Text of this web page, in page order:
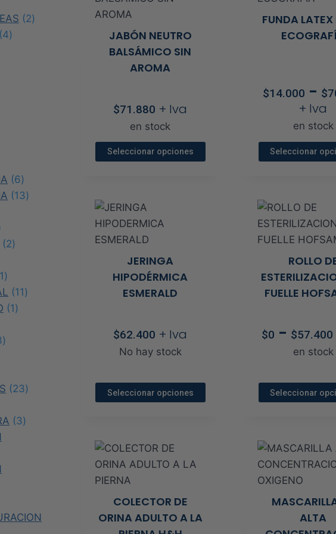
opciones
se
pueden
en
la
de
Las
en
la
de
JABÓN NEUTRO
BALSÁMICO SIN
AROMA
$71.880 + Iva
en stock
Seleccionar opciones
múltiples
opciones
se
pueden
en
producto
FUNDA
$14.000 - $
+ Iva
en stock
Seleccionar
tiene
se
en
la
JERINGA
HIPODÉRMICA
ESMERALD
$62.400 + Iva
No hay stock
Seleccionar opciones
tiene
múltiples
opciones
se
ROLLO
FUELLE
$0 - $57.400
en stock
Seleccionar
tiene
se
COLECTOR DE
ORINA ADULTO A LA
ALTA
22
44
66
productos
1313
22
11
producto
1111
11
33
2323
33